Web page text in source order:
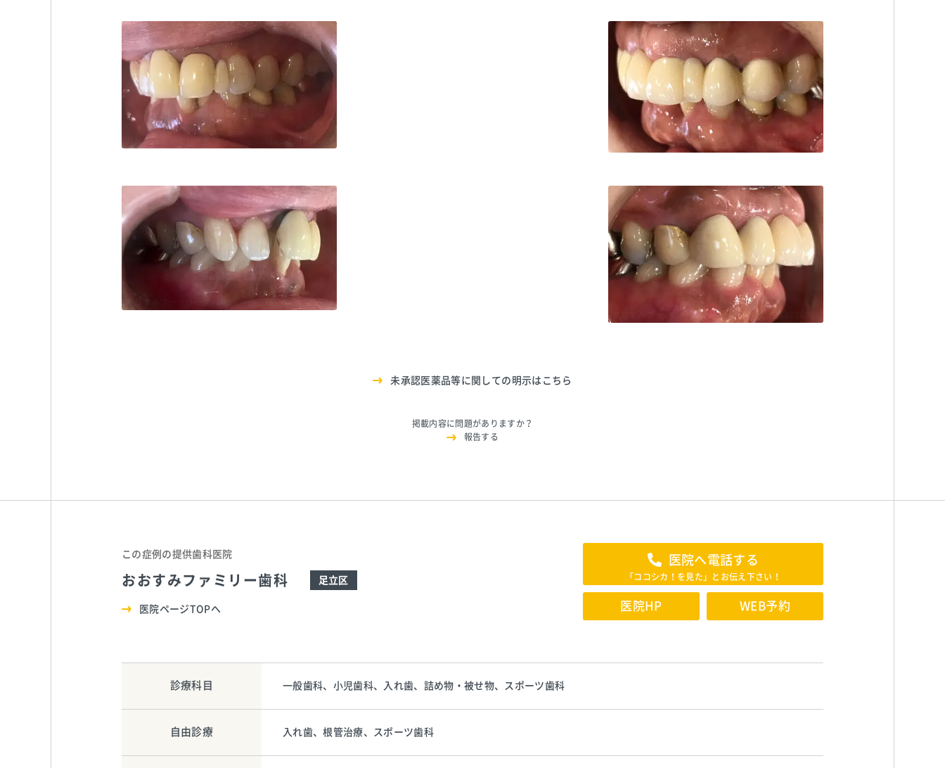
おおすみファミリー歯科 TEL:0338836088
おおすみファミリー歯科 TEL:0338836088
おおすみファミリー歯科 TEL:0338836088
おおすみファミリー歯科 TEL:0338836088
未承認医薬品等に関しての明示はこちら
掲載内容に問題がありますか？
報告する
この症例の提供歯科医院
おおすみファミリー歯科 足立区
医院ページTOPへ
医院へ電話する
「ココシカ！を見た」とお伝え下さい！
医院HP WEB予約
診療科目 一般歯科、小児歯科、入れ歯、詰め物・被せ物、スポーツ歯科
自由診療 入れ歯、根管治療、スポーツ歯科